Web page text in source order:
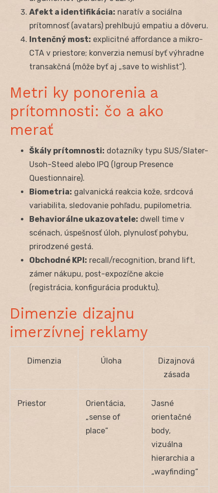
Afekt a identifikácia: naratív a sociálna
prítomnosť (avatars) prehlbujú empatiu a dôveru.
Intenčný most: explicitné affordance a mikro-
CTA v priestore; konverzia nemusí byť výhradne
transakčná (môže byť aj „save to wishlist“).
Metri ky ponorenia a
prítomnosti: čo a ako
merať
Škály prítomnosti: dotazníky typu SUS/Slater-
Usoh-Steed alebo IPQ (Igroup Presence
Questionnaire).
Biometria: galvanická reakcia kože, srdcová
variabilita, sledovanie pohľadu, pupilometria.
Behaviorálne ukazovatele: dwell time v
scénach, úspešnosť úloh, plynulosť pohybu,
prirodzené gestá.
Obchodné KPI: recall/recognition, brand lift,
zámer nákupu, post-expozíčne akcie
(registrácia, konfigurácia produktu).
Dimenzie dizajnu
imerzívnej reklamy
Dimenzia Úloha
Dizajnová
zásada
Priestor
Orientácia,
„sense of
place“
Jasné
orientačné
body,
vizuálna
hierarchia a
„wayfinding“